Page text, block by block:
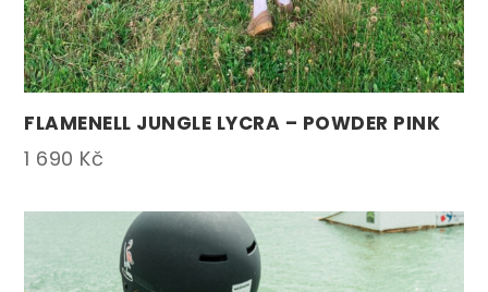
FLAMENELL JUNGLE LYCRA – POWDER PINK
1 690 Kč